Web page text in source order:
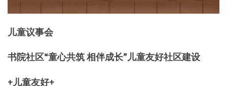
儿童议事会
书院社区“童心共筑 相伴成长”儿童友好社区建设
+儿童友好+